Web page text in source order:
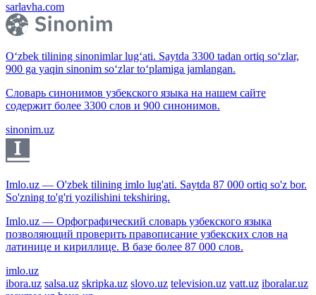
sarlavha.com
O‘zbek tilining sinonimlar lug‘ati. Saytda 3300 tadan ortiq so‘zlar,
900 ga yaqin sinonim so‘zlar to‘plamiga jamlangan.
Словарь синонимов узбекского языка на нашем сайте
содержит более 3300 слов и 900 синонимов.
sinonim.uz
Imlo.uz — O'zbek tilining imlo lug'ati. Saytda 87 000 ortiq so'z bor.
So'zning to'g'ri yozilishini tekshiring.
Imlo.uz — Орфографический словарь узбекского языка
позволяющий проверить правописание узбекских слов на
латинице и кириллице. В базе более 87 000 слов.
imlo.uz
ibora.uz salsa.uz skripka.uz slovo.uz television.uz vatt.uz iboralar.uz